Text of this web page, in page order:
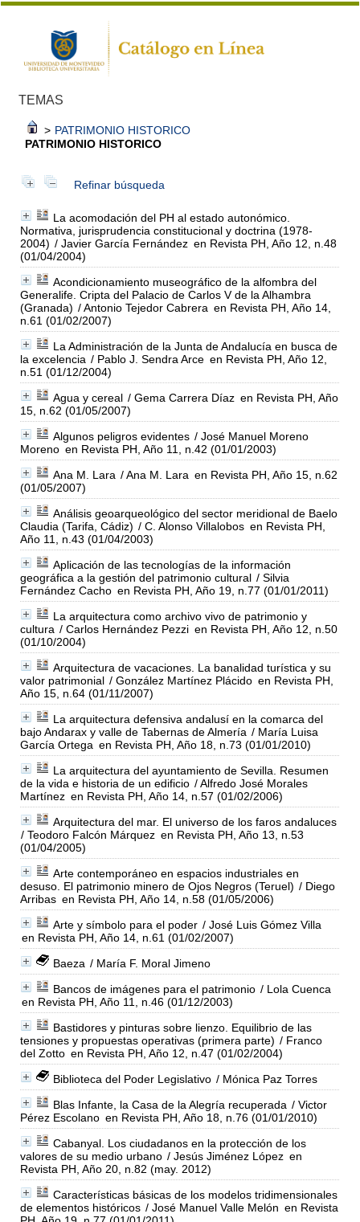
TEMAS
> PATRIMONIO HISTORICO
PATRIMONIO HISTORICO
Refinar búsqueda
La acomodación del PH al estado autonómico.
Normativa, jurisprudencia constitucional y doctrina (1978-
2004) / Javier García Fernández en Revista PH, Año 12, n.48
(01/04/2004)
Acondicionamiento museográfico de la alfombra del
Generalife. Cripta del Palacio de Carlos V de la Alhambra
(Granada) / Antonio Tejedor Cabrera en Revista PH, Año 14,
n.61 (01/02/2007)
La Administración de la Junta de Andalucía en busca de
la excelencia / Pablo J. Sendra Arce en Revista PH, Año 12,
n.51 (01/12/2004)
Agua y cereal / Gema Carrera Díaz en Revista PH, Año
15, n.62 (01/05/2007)
Algunos peligros evidentes / José Manuel Moreno
Moreno en Revista PH, Año 11, n.42 (01/01/2003)
Ana M. Lara / Ana M. Lara en Revista PH, Año 15, n.62
(01/05/2007)
Análisis geoarqueológico del sector meridional de Baelo
Claudia (Tarifa, Cádiz) / C. Alonso Villalobos en Revista PH,
Año 11, n.43 (01/04/2003)
Aplicación de las tecnologías de la información
geográfica a la gestión del patrimonio cultural / Silvia
Fernández Cacho en Revista PH, Año 19, n.77 (01/01/2011)
La arquitectura como archivo vivo de patrimonio y
cultura / Carlos Hernández Pezzi en Revista PH, Año 12, n.50
(01/10/2004)
Arquitectura de vacaciones. La banalidad turística y su
valor patrimonial / González Martínez Plácido en Revista PH,
Año 15, n.64 (01/11/2007)
La arquitectura defensiva andalusí en la comarca del
bajo Andarax y valle de Tabernas de Almería / María Luisa
García Ortega en Revista PH, Año 18, n.73 (01/01/2010)
La arquitectura del ayuntamiento de Sevilla. Resumen
de la vida e historia de un edificio / Alfredo José Morales
Martínez en Revista PH, Año 14, n.57 (01/02/2006)
Arquitectura del mar. El universo de los faros andaluces
/ Teodoro Falcón Márquez en Revista PH, Año 13, n.53
(01/04/2005)
Arte contemporáneo en espacios industriales en
desuso. El patrimonio minero de Ojos Negros (Teruel) / Diego
Arribas en Revista PH, Año 14, n.58 (01/05/2006)
Arte y símbolo para el poder / José Luis Gómez Villa
en Revista PH, Año 14, n.61 (01/02/2007)
Baeza / María F. Moral Jimeno
Bancos de imágenes para el patrimonio / Lola Cuenca
en Revista PH, Año 11, n.46 (01/12/2003)
Bastidores y pinturas sobre lienzo. Equilibrio de las
tensiones y propuestas operativas (primera parte) / Franco
del Zotto en Revista PH, Año 12, n.47 (01/02/2004)
Biblioteca del Poder Legislativo / Mónica Paz Torres
Blas Infante, la Casa de la Alegría recuperada / Victor
Pérez Escolano en Revista PH, Año 18, n.76 (01/01/2010)
Cabanyal. Los ciudadanos en la protección de los
valores de su medio urbano / Jesús Jiménez López en
Revista PH, Año 20, n.82 (may. 2012)
Características básicas de los modelos tridimensionales
de elementos históricos / José Manuel Valle Melón en Revista